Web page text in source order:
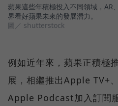
蘋果這些年積極投入不同領域，AR
界看好蘋果未來的發展潛力。
圖／ shutterstock
例如近年來，蘋果正積極
展，相繼推出Apple TV+
Apple Podcast加入訂閱